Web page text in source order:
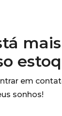
mais
em
sonhos!